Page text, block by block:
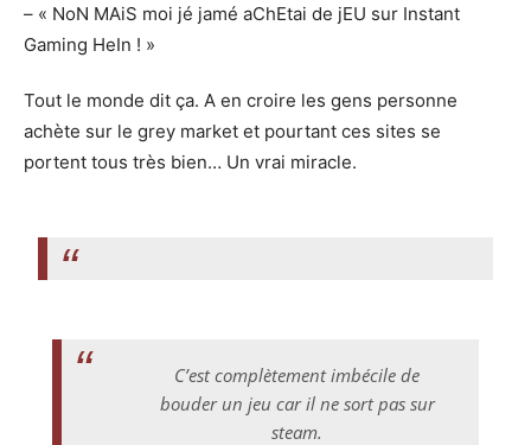
– « NoN MAiS moi jé jamé aChEtai de jEU sur Instant
Gaming HeIn ! »
Tout le monde dit ça. A en croire les gens personne
achète sur le grey market et pourtant ces sites se
portent tous très bien… Un vrai miracle.
C’est complètement imbécile de
bouder un jeu car il ne sort pas sur
steam.